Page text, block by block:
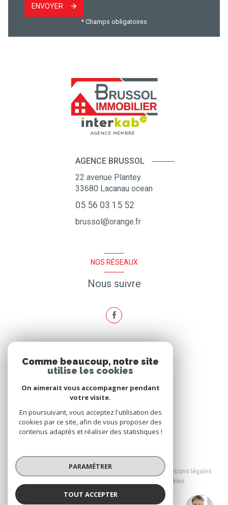
ENVOYER
* Champs obligatoires
AGENCE BRUSSOL
22 avenue Plantey
33680 Lacanau ocean
05 56 03 15 52
brussol@orange.fr
NOS RÉSEAUX
Nous suivre
Nous adhérons
© 2026 | Tous droits réservés
Nos honoraires
Nos partenaires
Mentions légales
Cookies
Comme beaucoup, notre site
utilise les cookies
On aimerait vous accompagner pendant
votre visite.
En poursuivant, vous acceptez l'utilisation des
cookies par ce site, afin de vous proposer des
contenus adaptés et réaliser des statistiques !
PARAMÉTRER
TOUT ACCEPTER